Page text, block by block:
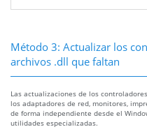
Método 3: Actualizar los
archivos .dll que faltan
Las actualizaciones de los
los adaptadores de red, monitores,
de forma independiente desde el
utilidades especializadas.